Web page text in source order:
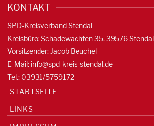
KONTAKT
SPD-Kreisverband Stendal
Kreisbüro: Schadewachten 35, 39576 Stendal
Vorsitzender: Jacob Beuchel
E-Mail: info@spd-kreis-stendal.de
Tel.: 03931/5759172
STARTSEITE
LINKS